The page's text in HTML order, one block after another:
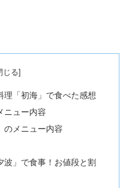
理「初海」で食べた感想
ニュー内容
のメニュー内容
波」で食事！お値段と割